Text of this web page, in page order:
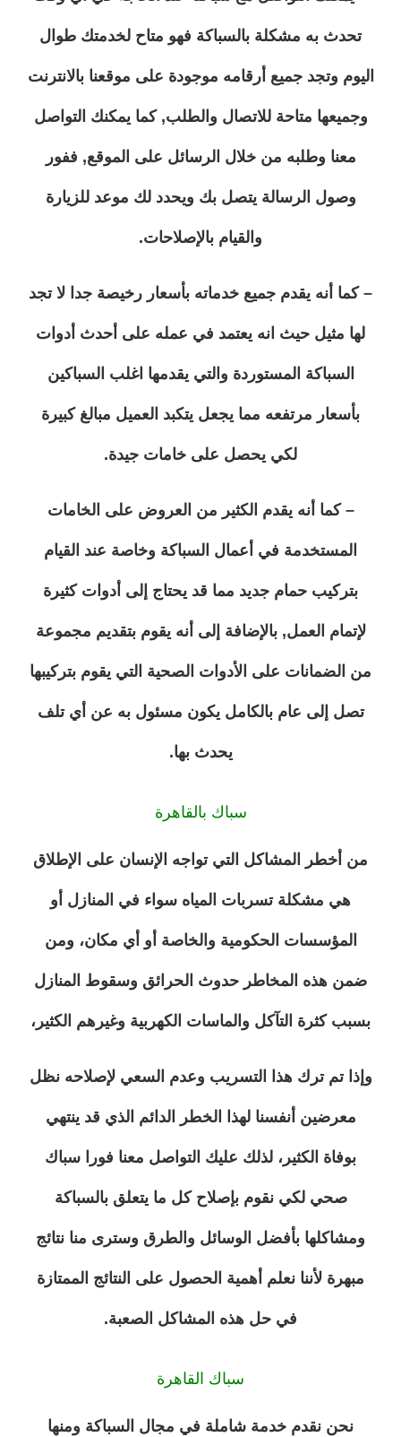
تحدث به مشكلة بالسباكة فهو متاح لخدمتك طوال
اليوم وتجد جميع أرقامه موجودة على موقعنا بالانترنت
وجميعها متاحة للاتصال والطلب, كما يمكنك التواصل
معنا وطلبه من خلال الرسائل على الموقع, ففور
وصول الرسالة يتصل بك ويحدد لك موعد للزيارة
والقيام بالإصلاحات.
– كما أنه يقدم جميع خدماته بأسعار رخيصة جدا لا تجد
لها مثيل حيث انه يعتمد في عمله على أحدث أدوات
السباكة المستوردة والتي يقدمها اغلب السباكين
بأسعار مرتفعه مما يجعل يتكبد العميل مبالغ كبيرة
لكي يحصل على خامات جيدة.
– كما أنه يقدم الكثير من العروض على الخامات
المستخدمة في أعمال السباكة وخاصة عند القيام
بتركيب حمام جديد مما قد يحتاج إلى أدوات كثيرة
لإتمام العمل, بالإضافة إلى أنه يقوم بتقديم مجموعة
من الضمانات على الأدوات الصحية التي يقوم بتركيبها
تصل إلى عام بالكامل يكون مسئول به عن أي تلف
يحدث بها.
سباك بالقاهرة
من أخطر المشاكل التي تواجه الإنسان على الإطلاق
هي مشكلة تسربات المياه سواء في المنازل أو
المؤسسات الحكومية والخاصة أو أي مكان، ومن
ضمن هذه المخاطر حدوث الحرائق وسقوط المنازل
بسبب كثرة التآكل والماسات الكهربية وغيرهم الكثير،
وإذا تم ترك هذا التسريب وعدم السعي لإصلاحه نظل
معرضين أنفسنا لهذا الخطر الدائم الذي قد ينتهي
بوفاة الكثير، لذلك عليك التواصل معنا فورا سباك
صحي لكي نقوم بإصلاح كل ما يتعلق بالسباكة
ومشاكلها بأفضل الوسائل والطرق وسترى منا نتائج
مبهرة لأننا نعلم أهمية الحصول على النتائج الممتازة
في حل هذه المشاكل الصعبة.
سباك القاهرة
نحن نقدم خدمة شاملة في مجال السباكة ومنها